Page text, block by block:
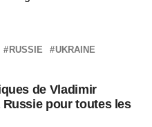
RUSSIE UKRAINE
de Vladimir
pour toutes les